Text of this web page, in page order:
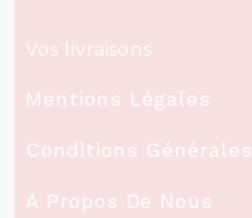
Vos livraisons
Mentions Légales
Conditions Générales
A Propos De Nous